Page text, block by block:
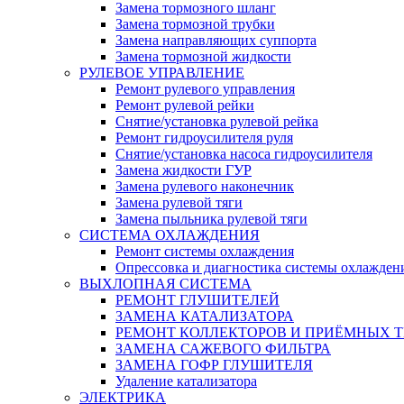
Замена тормозного шланг
Замена тормозной трубки
Замена направляющих суппорта
Замена тормозной жидкости
РУЛЕВОЕ УПРАВЛЕНИЕ
Ремонт рулевого управления
Ремонт рулевой рейки
Снятие/установка рулевой рейка
Ремонт гидроусилителя руля
Снятие/установка насоса гидроусилителя
Замена жидкости ГУР
Замена рулевого наконечник
Замена рулевой тяги
Замена пыльника рулевой тяги
СИСТЕМА ОХЛАЖДЕНИЯ
Ремонт системы охлаждения
Опрессовка и диагностика системы
ВЫХЛОПНАЯ СИСТЕМА
РЕМОНТ ГЛУШИТЕЛЕЙ
ЗАМЕНА КАТАЛИЗАТОРА
РЕМОНТ КОЛЛЕКТОРОВ И ПРИЁМНЫХ
ЗАМЕНА САЖЕВОГО ФИЛЬТРА
ЗАМЕНА ГОФР ГЛУШИТЕЛЯ
Удаление катализатора
ЭЛЕКТРИКА